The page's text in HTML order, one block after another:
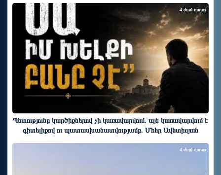
Պետությունը կարծիքներով չի կառավարվում. այն կառավարվում է
գիտելիքով ու պատասխանատվությամբ. Մհեր Ավետիսյան
4 ժամ առաջ
4 ժամ առաջ